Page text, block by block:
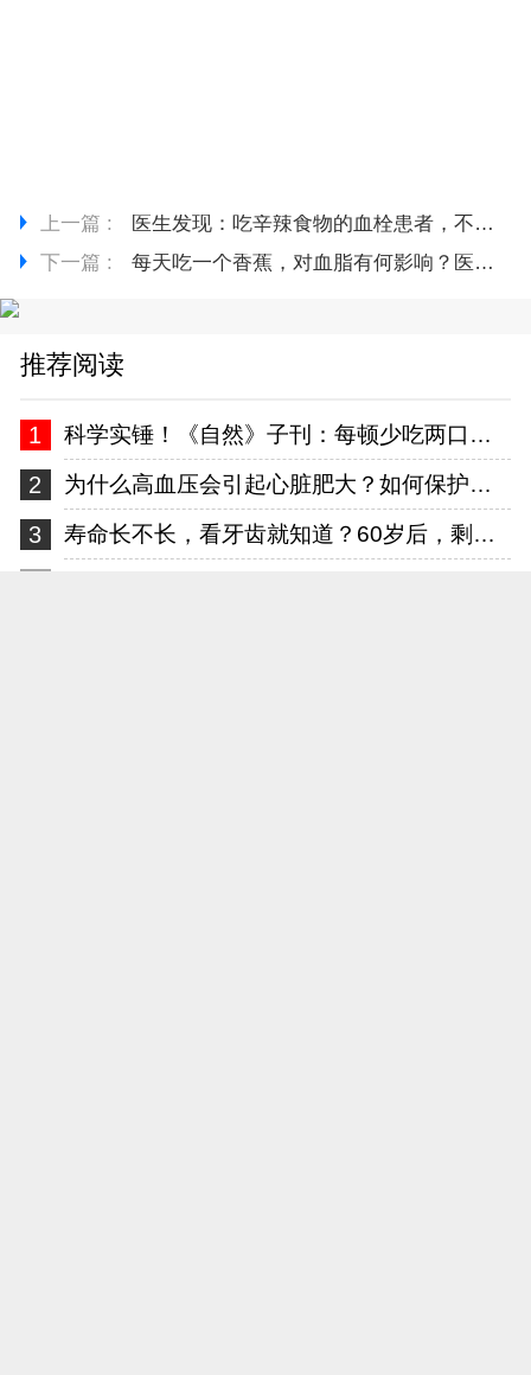
上一篇 :
医生发现：吃辛辣食物的血栓患者，不到半年，血管或有6个变化
下一篇 :
每天吃一个香蕉，对血脂有何影响？医生说出了实情，不妨了解
推荐阅读
1 科学实锤！《自然》子刊：每顿少吃两口，这种慢性病风险降一半
2 为什么高血压会引起心脏肥大？如何保护我们的心脏？一文讲清！
3 寿命长不长，看牙齿就知道？60岁后，剩多少颗才正常？告诉你答案